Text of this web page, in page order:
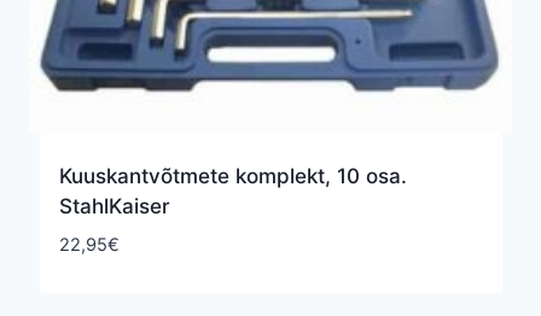
Kuuskantvõtmete komplekt, 10 osa.
StahlKaiser
22,95€